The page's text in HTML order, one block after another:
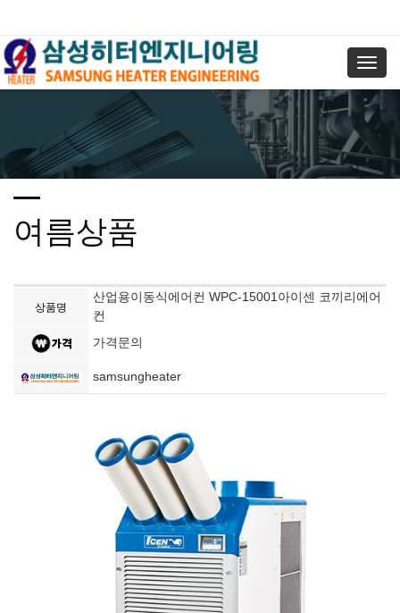
여름상품
상품명
산업용이동식에어컨 WPC-15001아이센 코끼리에어
컨
가격문의
samsungheater